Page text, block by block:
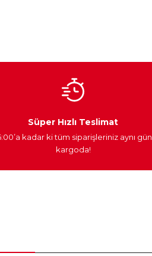
Araç Farları
Süper Hızlı Teslimat
kadar ki tüm siparişleriniz aynı gün
kargoda!